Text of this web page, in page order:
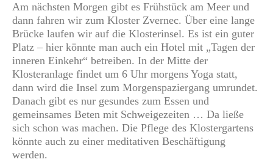
Am nächsten Morgen gibt es Frühstück am Meer und
dann fahren wir zum Kloster Zvernec. Über eine lange
Brücke laufen wir auf die Klosterinsel. Es ist ein guter
Platz – hier könnte man auch ein Hotel mit „Tagen der
inneren Einkehr“ betreiben. In der Mitte der
Klosteranlage findet um 6 Uhr morgens Yoga statt,
dann wird die Insel zum Morgenspaziergang umrundet.
Danach gibt es nur gesundes zum Essen und
gemeinsames Beten mit Schweigezeiten … Da ließe
sich schon was machen. Die Pflege des Klostergartens
könnte auch zu einer meditativen Beschäftigung
werden.